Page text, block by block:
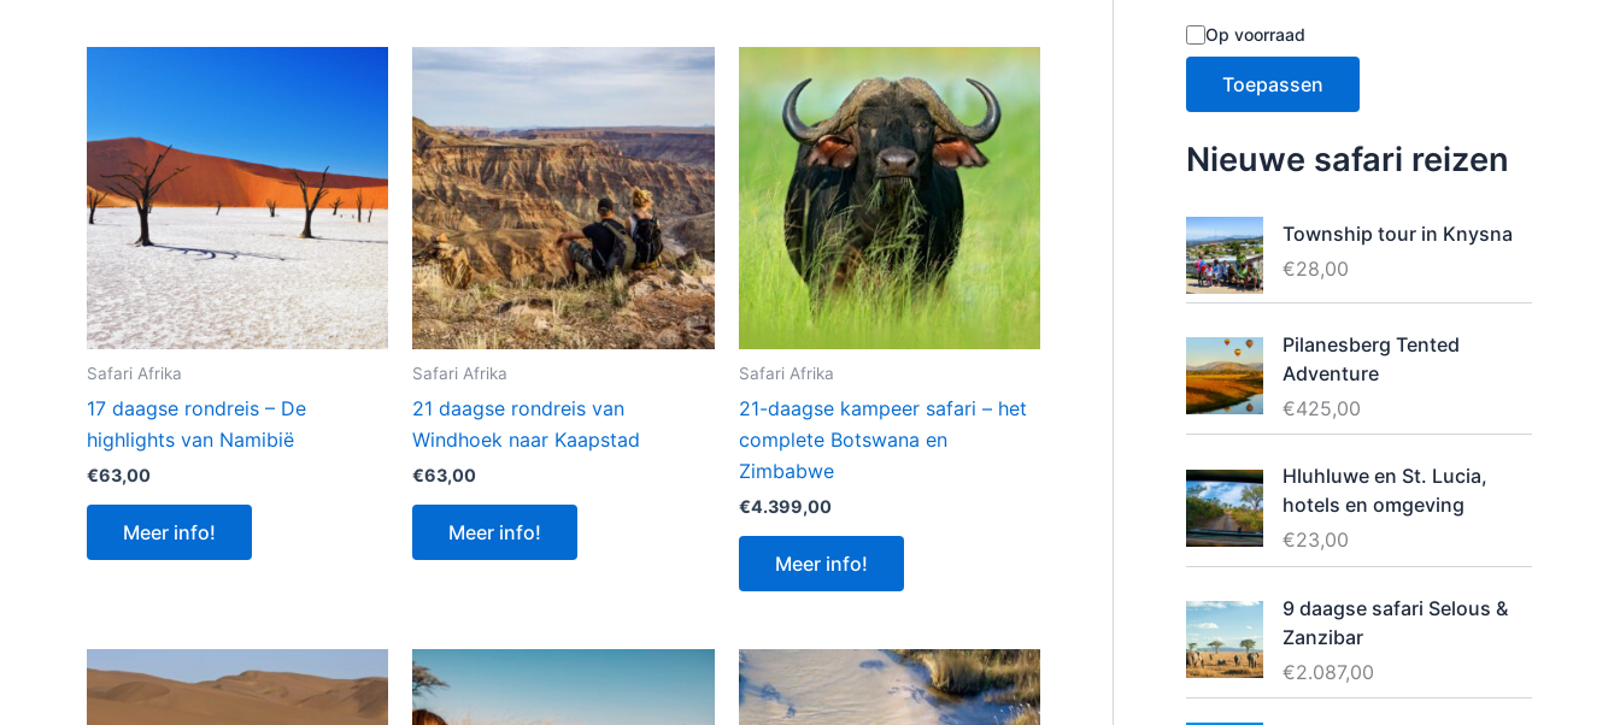
Safari Afrika
17 daagse rondreis – De
highlights van Namibië
€63,00
Meer info!
Safari Afrika
21 daagse rondreis van
Windhoek naar Kaapstad
€63,00
Meer info!
Safari Afrika
21-daagse kampeer safari – het
complete Botswana en
Zimbabwe
€4.399,00
Meer info!
B
e
k
a
a
r
h
i
d
Op voorraad
Toepassen
Nieuwe safari reizen
Township tour in Knysna
€28,00
Pilanesberg Tented
Adventure
€425,00
Hluhluwe en St. Lucia,
hotels en omgeving
€23,00
9 daagse safari Selous &
Zanzibar
€2.087,00